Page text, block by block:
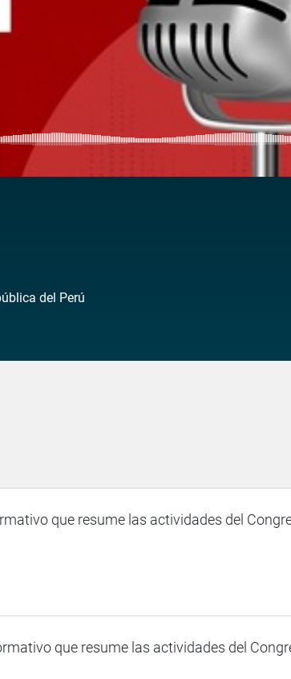
del Perú
que resume las actividades del
que resume las actividades del